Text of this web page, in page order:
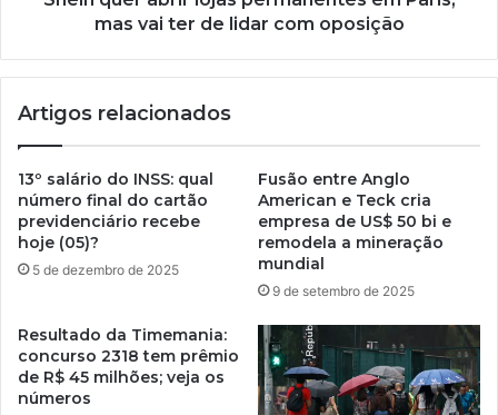
mas vai ter de lidar com oposição
Artigos relacionados
13º salário do INSS: qual
número final do cartão
previdenciário recebe
hoje (05)?
5 de dezembro de 2025
Fusão entre Anglo
American e Teck cria
empresa de US$ 50 bi e
remodela a mineração
mundial
9 de setembro de 2025
Resultado da Timemania:
concurso 2318 tem prêmio
de R$ 45 milhões; veja os
números